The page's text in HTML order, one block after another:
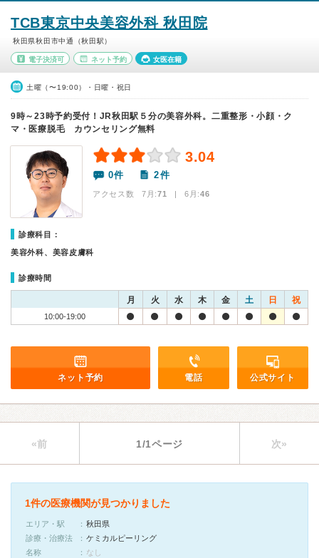
TCB東京中央美容外科 秋田院
秋田県秋田市中通（秋田駅）
電子決済可 ネット予約 女医在籍
土曜（〜19:00）・日曜・祝日
9時～23時予約受付！JR秋田駅５分の美容外科。二重整形・小顔・ク
マ・医療脱毛 カウンセリング無料
3.04
0件 2件
アクセス数 7月:71 | 6月:46
診療科目：
美容外科、美容皮膚科
診療時間
月 火 水 木 金 土 日 祝
10:00-19:00
ネット予約 電話 公式サイト
«前 1/1ページ 次»
1件の医療機関が見つかりました
エリア・駅
秋田県
診療・治療法
ケミカルピーリング
名称
なし